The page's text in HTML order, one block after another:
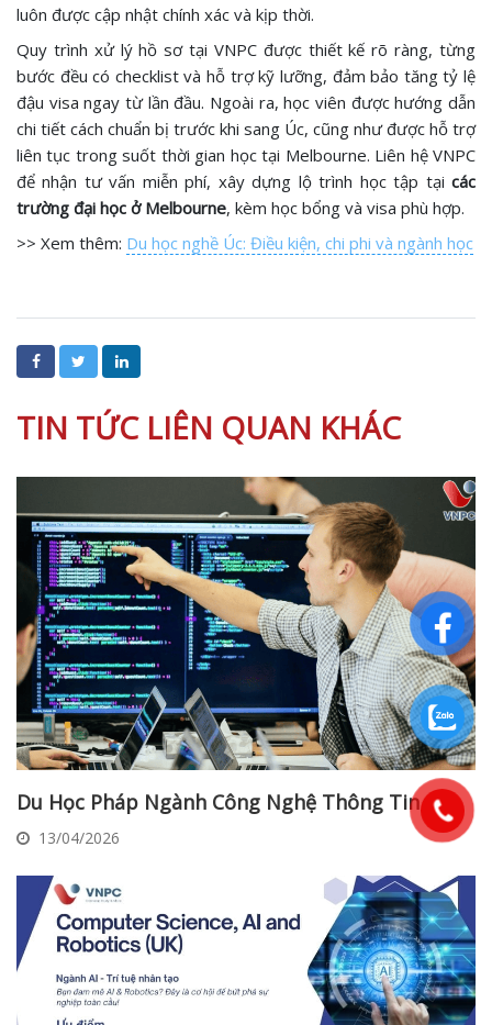
luôn được cập nhật chính xác và kịp thời.
Quy trình xử lý hồ sơ tại VNPC được thiết kế rõ ràng, từng
bước đều có checklist và hỗ trợ kỹ lưỡng, đảm bảo tăng tỷ lệ
đậu visa ngay từ lần đầu. Ngoài ra, học viên được hướng dẫn
chi tiết cách chuẩn bị trước khi sang Úc, cũng như được hỗ trợ
liên tục trong suốt thời gian học tại Melbourne. Liên hệ VNPC
để nhận tư vấn miễn phí, xây dựng lộ trình học tập tại các
trường đại học ở Melbourne, kèm học bổng và visa phù hợp.
>> Xem thêm: Du học nghề Úc: Điều kiện, chi phi và ngành học
TIN TỨC LIÊN QUAN KHÁC
Du Học Pháp Ngành Công Nghệ Thông Tin
13/04/2026